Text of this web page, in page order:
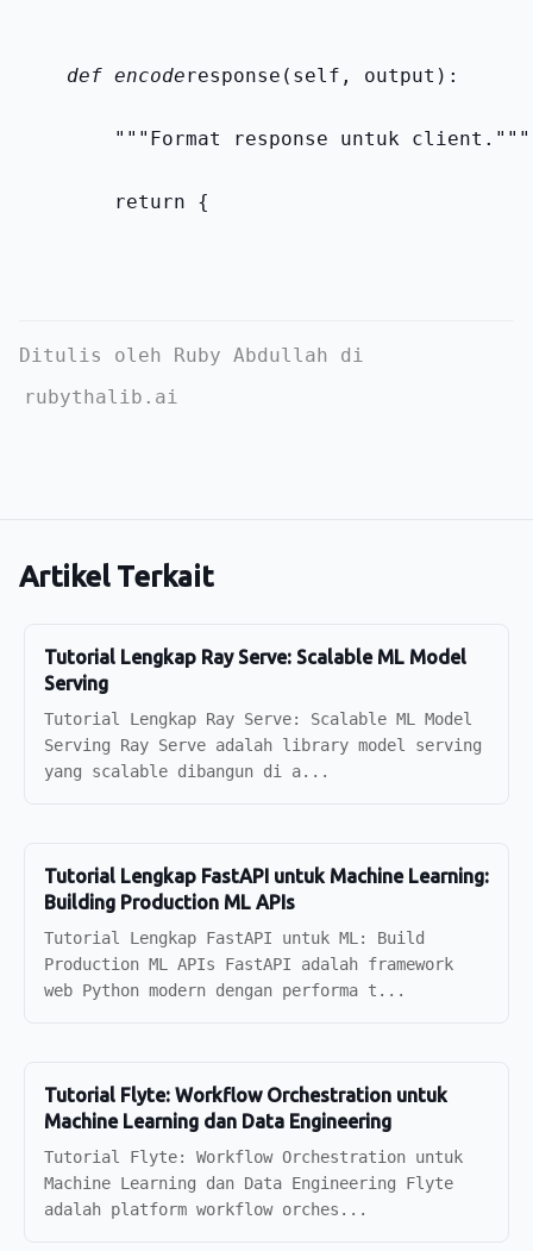
    def encode
response(self, output):
        """Format response untuk client."""
        return {
Ditulis oleh Ruby Abdullah di
rubythalib.ai
Artikel Terkait
Tutorial Lengkap Ray Serve: Scalable ML Model
Serving
Tutorial Lengkap Ray Serve: Scalable ML Model
Serving Ray Serve adalah library model serving
yang scalable dibangun di a...
Tutorial Lengkap FastAPI untuk Machine Learning:
Building Production ML APIs
Tutorial Lengkap FastAPI untuk ML: Build
Production ML APIs FastAPI adalah framework
web Python modern dengan performa t...
Tutorial Flyte: Workflow Orchestration untuk
Machine Learning dan Data Engineering
Tutorial Flyte: Workflow Orchestration untuk
Machine Learning dan Data Engineering Flyte
adalah platform workflow orches...